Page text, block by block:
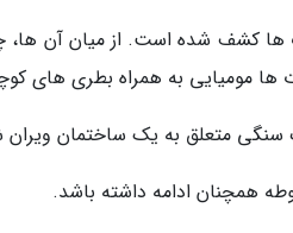
در تابوت ها کشف شده است. از میان
ها مومیایی به همراه بطری های
سنگی متعلق به یک ساختمان
همچنان ادامه داشته باشد.